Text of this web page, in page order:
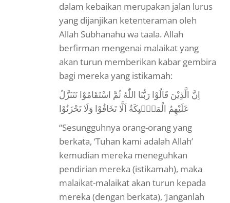
dalam kebaikan merupakan jalan lurus
yang dijanjikan ketenteraman oleh
Allah Subhanahu wa taala. Allah
berfirman mengenai malaikat yang
akan turun memberikan kabar gembira
bagi mereka yang istikamah:
اِنَّ الَّذِيْنَ قَالُوْا رَبُّنَا اللّٰهُ ثُمَّ اسْتَقَامُوْا تَتَنَزَّلُ
عَلَيْهِمُ الْمَلٰۤىِٕكَةُ اَلَّا تَخَافُوْا وَلَا تَحْزَنُوْا
“Sesungguhnya orang-orang yang
berkata, ‘Tuhan kami adalah Allah’
kemudian mereka meneguhkan
pendirian mereka (istikamah), maka
malaikat-malaikat akan turun kepada
mereka (dengan berkata), ‘Janganlah